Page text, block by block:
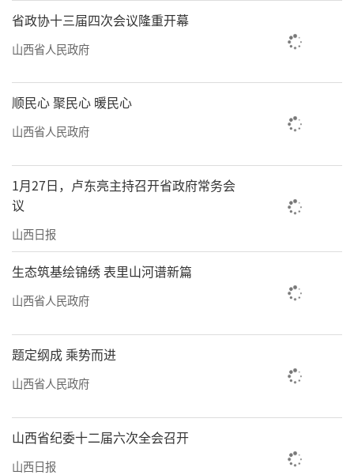
省政协十三届四次会议隆重开幕
山西省人民政府
顺民心 聚民心 暖民心
山西省人民政府
1月27日，卢东亮主持召开省政府常务会
议
山西日报
生态筑基绘锦绣 表里山河谱新篇
山西省人民政府
题定纲成 乘势而进
山西省人民政府
山西省纪委十二届六次全会召开
山西日报